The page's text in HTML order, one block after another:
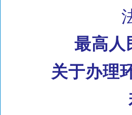
最高人
关于办理